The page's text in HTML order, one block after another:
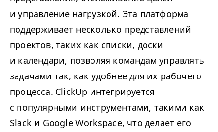
и управление нагрузкой. Эта платформа
поддерживает несколько представлений
проектов, таких как списки, доски
и календари, позволяя командам управлять
задачами так, как удобнее для их рабочего
процесса. ClickUp интегрируется
с популярными инструментами, такими как
Slack и Google Workspace, что делает его